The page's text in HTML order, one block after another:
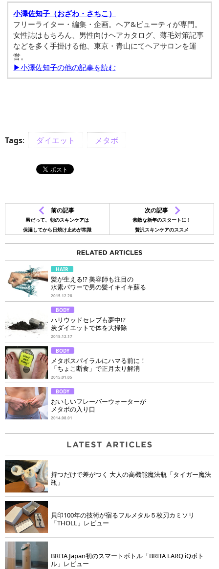
小澤佐知子（おざわ・さちこ）
フリーライター・編集・企画。ヘア&ビューティが専門。
女性誌はもちろん、男性向けヘアカタログ、薄毛対策記事
などを多く手掛ける他、東京・青山にてヘアサロンを運
営。
▶小澤佐知子の他の記事を読む
Tags: ダイエット メタボ
前の記事
男だって、朝のスキンケアは
保湿してから日焼け止めが常識
次の記事
素敵な新年のスタートに！
贅沢スキンケアのススメ
HAIR
髪が生える!? 美容師も注目の
水素パワーで男の髪イキイキ蘇る
2015.12.28
BODY
ハリウッドセレブも夢中!?
炭ダイエットで体を大掃除
2015.12.17
BODY
メタボスパイラルにハマる前に！
「ちょこ断食」で正月太り解消
2015.01.05
BODY
おいしいフレーバーウォーターが
メタボの入り口
2014.08.01
持つだけで差がつく 大人の高機能魔法瓶「タイガー魔法
瓶」
貝印100年の技術が宿るフルメタル５枚刃カミソリ
「THOLL」レビュー
BRITA Japan初のスマートボトル「BRITA LARQ iQボト
ル」レビュー